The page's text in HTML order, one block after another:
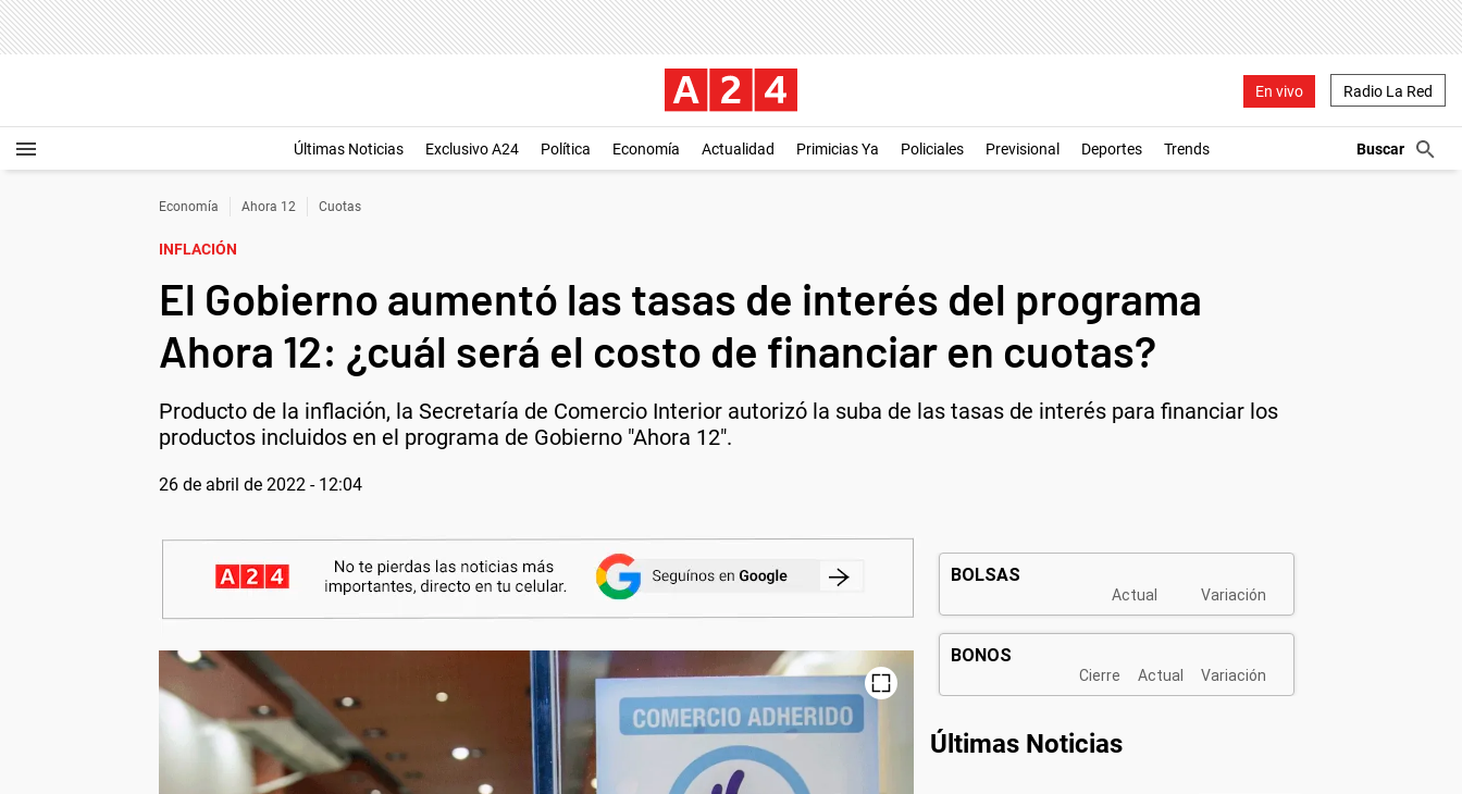
En vivo Radio La Red
Últimas Noticias Exclusivo A24 Política Economía Actualidad Primicias Ya Policiales Previsional Deportes Trends
Economía Ahora 12 Cuotas
INFLACIÓN
El Gobierno aumentó las tasas de interés del programa
Ahora 12: ¿cuál será el costo de financiar en cuotas?
Producto de la inflación, la Secretaría de Comercio Interior autorizó la suba de las tasas de interés para financiar los
productos incluidos en el programa de Gobierno "Ahora 12".
26 de abril de 2022 - 12:04
Últimas Noticias